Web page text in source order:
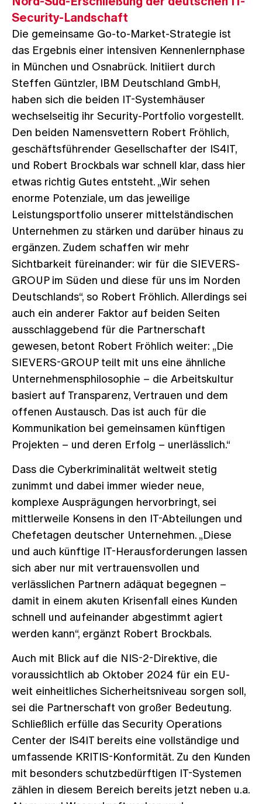
Security-Landschaft
Die gemeinsame Go-to-Market-Strategie ist
das Ergebnis einer intensiven Kennenlernphase
in München und Osnabrück. Initiiert durch
Steffen Güntzler, IBM Deutschland GmbH,
haben sich die beiden IT-Systemhäuser
wechselseitig ihr Security-Portfolio vorgestellt.
Den beiden Namensvettern Robert Fröhlich,
geschäftsführender Gesellschafter der IS4IT,
und Robert Brockbals war schnell klar, dass hier
etwas richtig Gutes entsteht. „Wir sehen
enorme Potenziale, um das jeweilige
Leistungsportfolio unserer mittelständischen
Unternehmen zu stärken und darüber hinaus zu
ergänzen. Zudem schaffen wir mehr
Sichtbarkeit füreinander: wir für die SIEVERS-
GROUP im Süden und diese für uns im Norden
Deutschlands“, so Robert Fröhlich. Allerdings sei
auch ein anderer Faktor auf beiden Seiten
ausschlaggebend für die Partnerschaft
gewesen, betont Robert Fröhlich weiter: „Die
SIEVERS-GROUP teilt mit uns eine ähnliche
Unternehmensphilosophie – die Arbeitskultur
basiert auf Transparenz, Vertrauen und dem
offenen Austausch. Das ist auch für die
Kommunikation bei gemeinsamen künftigen
Projekten – und deren Erfolg – unerlässlich.“
Dass die Cyberkriminalität weltweit stetig
zunimmt und dabei immer wieder neue,
komplexe Ausprägungen hervorbringt, sei
mittlerweile Konsens in den IT-Abteilungen und
Chefetagen deutscher Unternehmen. „Diese
und auch künftige IT-Herausforderungen lassen
sich aber nur mit vertrauensvollen und
verlässlichen Partnern adäquat begegnen –
damit in einem akuten Krisenfall eines Kunden
schnell und aufeinander abgestimmt agiert
werden kann“, ergänzt Robert Brockbals.
Auch mit Blick auf die NIS-2-Direktive, die
voraussichtlich ab Oktober 2024 für ein EU-
weit einheitliches Sicherheitsniveau sorgen soll,
sei die Partnerschaft von großer Bedeutung.
Schließlich erfülle das Security Operations
Center der IS4IT bereits eine vollständige und
umfassende KRITIS-Konformität. Zu den Kunden
mit besonders schutzbedürftigen IT-Systemen
zählen in diesem Bereich bereits jetzt neben u.a.